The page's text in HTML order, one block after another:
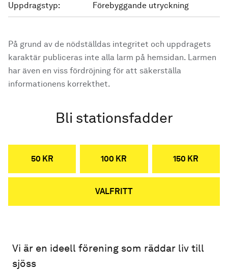
Uppdragstyp: Förebyggande utryckning
På grund av de nödställdas integritet och uppdragets
karaktär publiceras inte alla larm på hemsidan. Larmen
har även en viss fördröjning för att säkerställa
informationens korrekthet.
Bli stationsfadder
50 KR 100 KR 150 KR
VALFRITT
Vi är en ideell förening som räddar liv till
sjöss